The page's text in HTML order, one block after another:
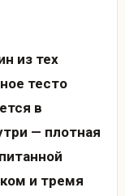
из тех
тесто
в
— плотная
и тремя